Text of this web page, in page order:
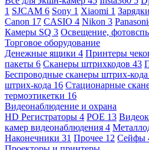
1 SJCAM 6 Sony 1 Xiaomi 1
Canon 17 CASIO 4 Nikon 3
Камеры SQ 3 Освещение,
Торговое оборудование
Денежные ящики 4 Принтеры
пакеты 6 Сканеры штрихкодов 43
Беспроводные сканеры штрих-кода
штрих-кода 16 Стационарные
термоэтикетки 16
Видеонаблюдение и охрана
HD Регистраторы 4 POE 13
камер видеонаблюдения 4
Наконечники 31 Прочее 12 Сейфы